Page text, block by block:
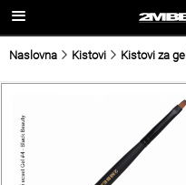
Naslovna Kistovi Kistovi za gel